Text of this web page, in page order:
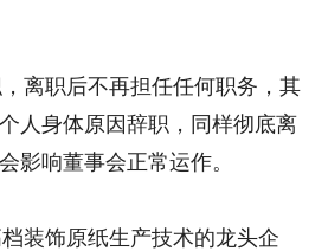
离职后不再担任任何职务，其
人身体原因辞职，同样彻底离
影响董事会正常运作。
装饰原纸生产技术的龙头企